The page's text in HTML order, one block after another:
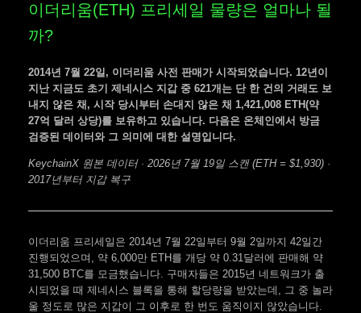
이더리움(ETH) 프리세일 물량은 얼마나 될
까?
2014년 7월 22일, 이더리움 사전 판매가 시작되었습니다. 12년이
지난 지금도 초기 제네시스 지갑 중 621개는 단 한 건의 거래도 보
내지 않은 채, 시작 당시부터 손대지 않은 채 1,421,008 ETH(약
27억 달러 상당)를 보유하고 있습니다. 다음은 온체인에서 방금
검증된 데이터와 그 의미에 대한 설명입니다.
KeychainX 원본 데이터 · 2026년 7월 19일 스캔 (ETH = $1,930) ·
2017년부터 지갑 복구
이더리움 프리세일은 2014년 7월 22일부터 9월 2일까지 42일간
진행되었으며, 약 6,000만 ETH를 개당 약 0.31달러에 판매해 약
31,500 BTC를 모금했습니다. 구매자들은 2015년 네트워크가 출
시되었을 때 제네시스 블록을 통해 할당량을 받았는데, 그 중 놀라
울 정도로 많은 지갑이 그 이후로 한 번도 움직이지 않았습니다.